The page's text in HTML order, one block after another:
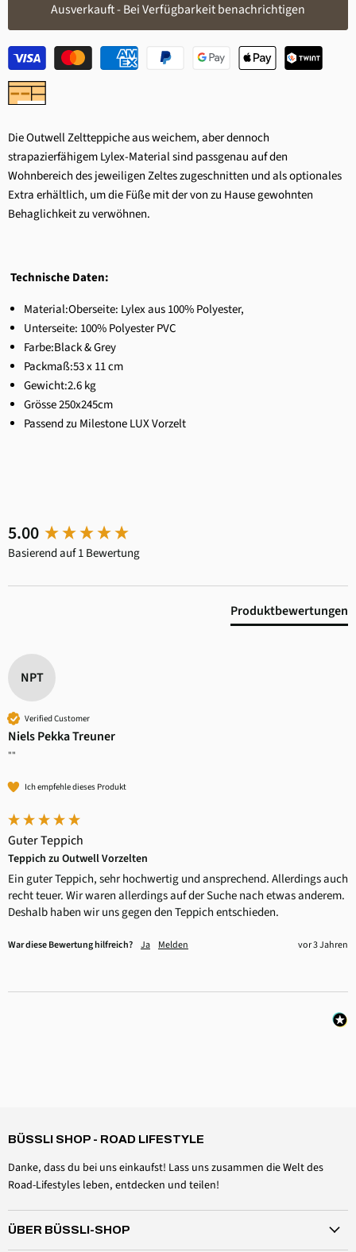
Ausverkauft - Bei Verfügbarkeit benachrichtigen
Die Outwell Zeltteppiche aus weichem, aber dennoch
strapazierfähigem Lylex-Material sind passgenau auf den
Wohnbereich des jeweiligen Zeltes zugeschnitten und als optionales
Extra erhältlich, um die Füße mit der von zu Hause gewohnten
Behaglichkeit zu verwöhnen.
Technische Daten:
Material:Oberseite: Lylex aus 100% Polyester,
Unterseite: 100% Polyester PVC
Farbe:Black & Grey
Packmaß:53 x 11 cm
Gewicht:2.6 kg
Grösse 250x245cm
Passend zu Milestone LUX Vorzelt
5.00
Basierend auf 1 Bewertung
Produktbewertungen
NPT
Verified Customer
Niels Pekka Treuner
""
Ich empfehle dieses Produkt
Guter Teppich
Teppich zu Outwell Vorzelten
Ein guter Teppich, sehr hochwertig und ansprechend. Allerdings auch
recht teuer. Wir waren allerdings auf der Suche nach etwas anderem.
Deshalb haben wir uns gegen den Teppich entschieden.
War diese Bewertung hilfreich? Ja Melden vor 3 Jahren
New content loaded
BÜSSLI SHOP - ROAD LIFESTYLE
Danke, dass du bei uns einkaufst! Lass uns zusammen die Welt des
Road-Lifestyles leben, entdecken und teilen!
ÜBER BÜSSLI-SHOP
Verriegelung für das elektrohydraulische Aufstelldach vom
Le Roof Lock fait parfaitement son travail et permet
au toit de garder sa position complètement
Lock est assez cher et il faut faire bien attention
lorsque qu'on le retire car il y a un risque de perdre
les petites pièces métalliques.
Facebook